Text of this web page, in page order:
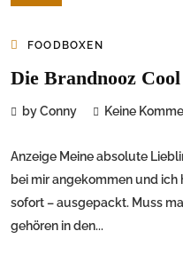
FOODBOXEN
Die Brandnooz
by Conny Keine
Anzeige Meine absolute
bei mir angekommen und
sofort – ausgepackt. Muss
gehören in den...